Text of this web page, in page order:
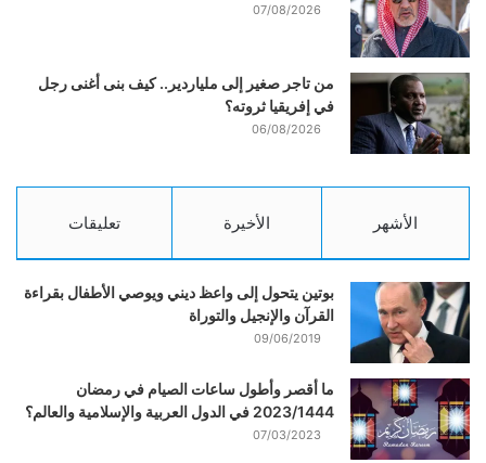
07/08/2026
من تاجر صغير إلى ملياردير.. كيف بنى أغنى رجل
في إفريقيا ثروته؟
06/08/2026
الأشهر الأخيرة تعليقات
بوتين يتحول إلى واعظ ديني ويوصي الأطفال بقراءة
القرآن والإنجيل والتوراة
09/06/2019
ما أقصر وأطول ساعات الصيام في رمضان
2023/1444 في الدول العربية والإسلامية والعالم؟
07/03/2023